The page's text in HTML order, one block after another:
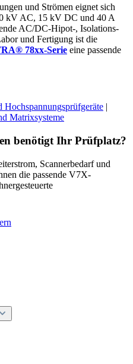
und Strömen eignet sich
kV AC, 15 kV DC und 40 A
AC/DC-Hipot-, Isolations-
und Fertigung ist die
78xx-Serie eine passende
Hochspannungsprüfgeräte |
Matrixsysteme
benötigt Ihr Prüfplatz?
Scannerbedarf und
die passende V7X-